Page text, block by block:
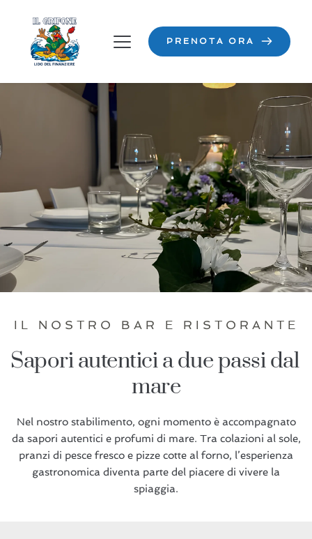
PRENOTA ORA
IL NOSTRO BAR E RISTORANTE
Sapori autentici a due passi dal
mare
Nel nostro stabilimento, ogni momento è accompagnato
da sapori autentici e profumi di mare. Tra colazioni al sole,
pranzi di pesce fresco e pizze cotte al forno, l’esperienza
gastronomica diventa parte del piacere di vivere la
spiaggia.